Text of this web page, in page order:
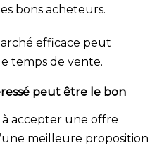
bons acheteurs.
efficace peut
temps de vente.
peut être le bon
accepter une offre
meilleure proposition